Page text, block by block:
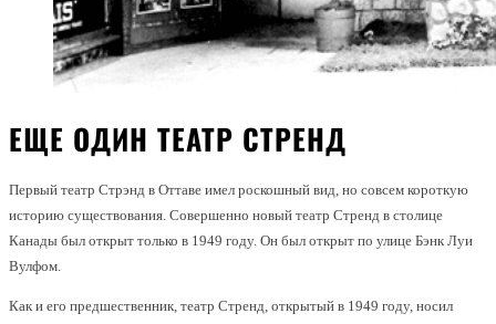
ЕЩЕ ОДИН ТЕАТР СТРЕНД
Первый театр Стрэнд в Оттаве имел роскошный вид, но совсем короткую
историю существования. Совершенно новый театр Стренд в столице
Канады был открыт только в 1949 году. Он был открыт по улице Бэнк Луи
Вулфом.
Как и его предшественник, театр Стренд, открытый в 1949 году, носил